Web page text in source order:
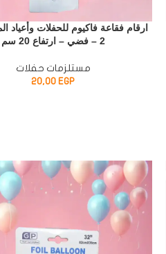
ارقام فقاعة فاكيوم للحفلات وأعياد
2 – فضي – ارتفاع 20 سم
مستلزمات حفلات
20,00EGP